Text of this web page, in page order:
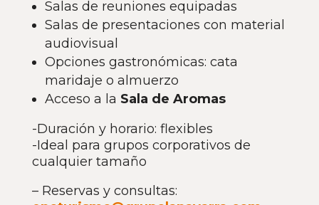
Salas de reuniones equipadas
Salas de presentaciones con material
audiovisual
Opciones gastronómicas: cata
maridaje o almuerzo
Acceso a la Sala de Aromas
-Duración y horario: flexibles
-Ideal para grupos corporativos de
cualquier tamaño
– Reservas y consultas: